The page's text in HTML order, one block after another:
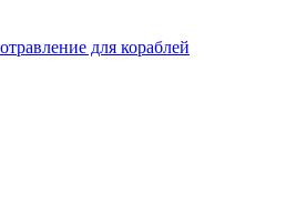
для кораблей